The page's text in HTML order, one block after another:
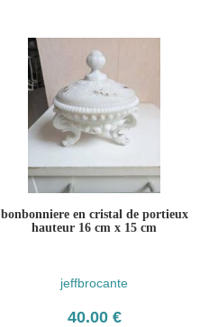
bonbonniere en cristal de portieux
hauteur 16 cm x 15 cm
jeffbrocante
40.00 €